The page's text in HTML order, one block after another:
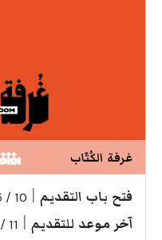
غرفة الكُتّاب
فتح باب التقديم 10 / 5 / 2023
آخر موعد للتقديم 11 / 7 / 2023